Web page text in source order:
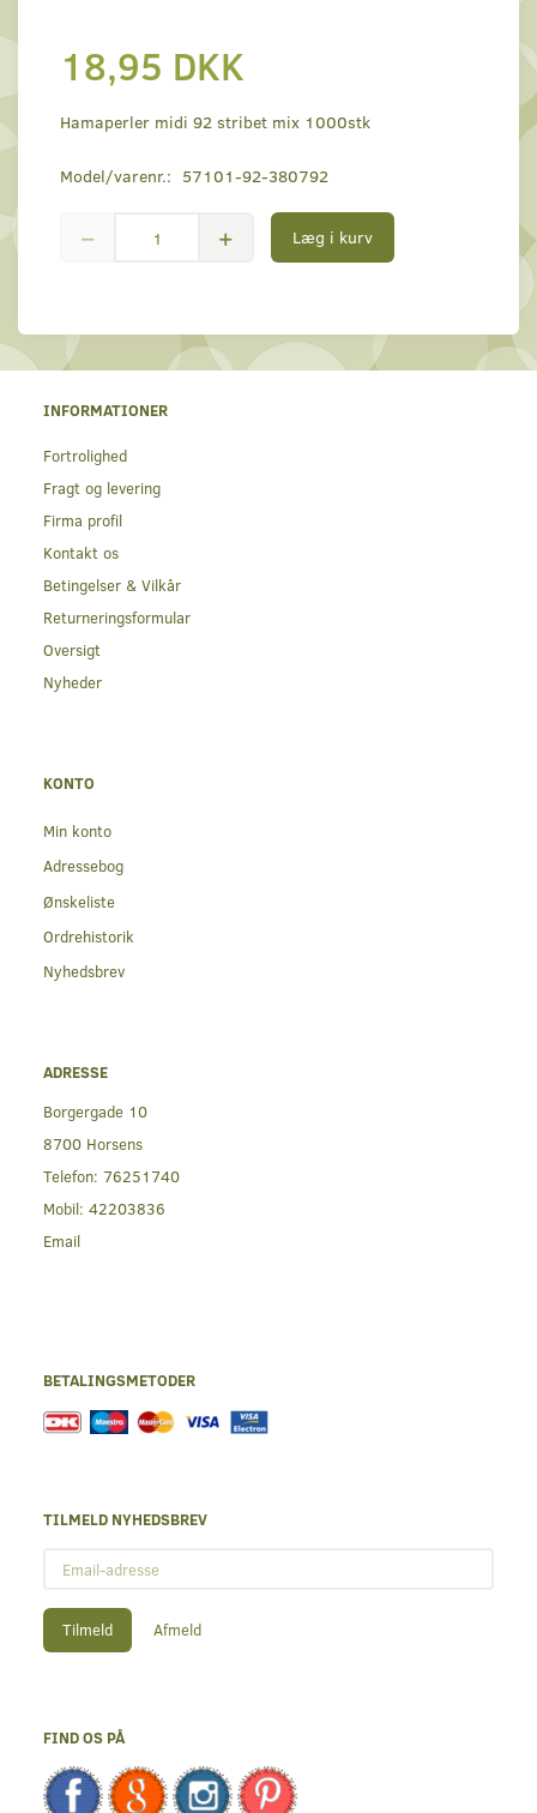
18,95 DKK
Hamaperler midi 92 stribet mix 1000stk
Model/varenr.: 57101-92-380792
Læg i kurv
INFORMATIONER
Fortrolighed
Fragt og levering
Firma profil
Kontakt os
Betingelser & Vilkår
Returneringsformular
Oversigt
Nyheder
KONTO
Min konto
Adressebog
Ønskeliste
Ordrehistorik
Nyhedsbrev
ADRESSE
Borgergade 10
8700 Horsens
Telefon: 76251740
Mobil: 42203836
Email
BETALINGSMETODER
TILMELD NYHEDSBREV
adresse
Tilmeld Afmeld
FIND OS PÅ